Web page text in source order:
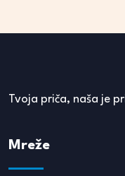
Tvoja priča, naša je
Mreže